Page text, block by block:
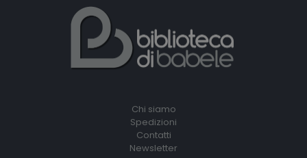
Chi siamo
Spedizioni
Contatti
Newsletter